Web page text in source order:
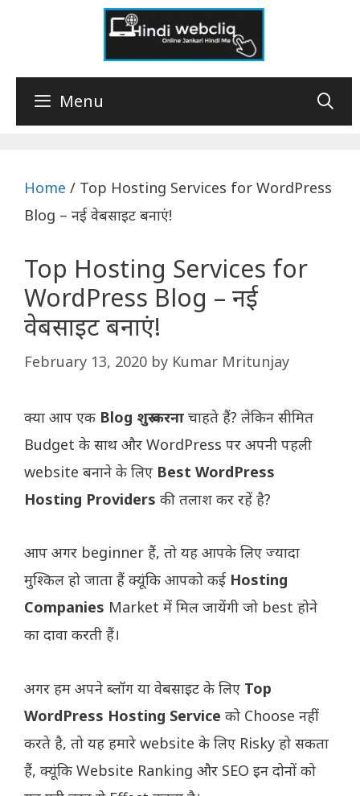
Menu
Home / Top Hosting Services for WordPress
Blog – नई वेबसाइट बनाएं!
Top Hosting Services for
WordPress Blog – नई
वेबसाइट बनाएं!
February 13, 2020 by Kumar Mritunjay
क्या आप एक Blog शुरू करना चाहते हैं? लेकिन सीमित
Budget के साथ और WordPress पर अपनी पहली
website बनाने के लिए Best WordPress
Hosting Providers की तलाश कर रहें है?
आप अगर beginner हैं, तो यह आपके लिए ज्यादा
मुश्किल हो जाता हैं क्यूंकि आपको कई Hosting
Companies Market में मिल जायेंगी जो best होने
का दावा करती हैं।
अगर हम अपने ब्लॉग या वेबसाइट के लिए Top
WordPress Hosting Service को Choose नहीं
करते है, तो यह हमारे website के लिए Risky हो सकता
हैं, क्यूंकि Website Ranking और SEO इन दोनों को